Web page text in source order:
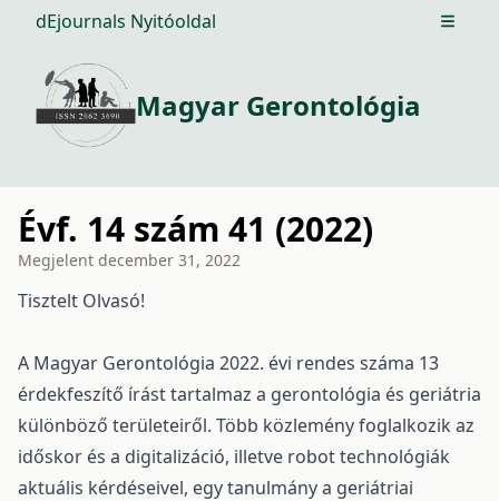
dEjournals Nyitóoldal Open
Magyar Gerontológia
Évf. 14 szám 41 (2022)
Megjelent december 31, 2022
Tisztelt Olvasó!
A Magyar Gerontológia 2022. évi rendes száma 13
érdekfeszítő írást tartalmaz a gerontológia és geriátria
különböző területeiről. Több közlemény foglalkozik az
időskor és a digitalizáció, illetve robot technológiák
aktuális kérdéseivel, egy tanulmány a geriátriai